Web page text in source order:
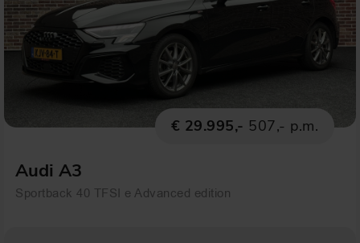
€ 29.995,- 507,- p.m.
Audi A3
Sportback 40 TFSI e Advanced edition